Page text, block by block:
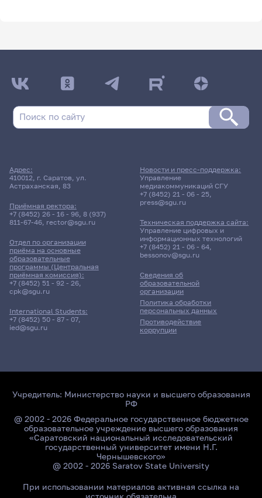
ДАТА ПОСЛЕДНЕГО ОБНОВЛЕНИЯ:
НЕ ОБНОВЛЯЛОСЬ
Адрес:
410012, г. Саратов, ул.
Астраханская, 83
Приёмная ректора:
+7 (8452) 26 - 16 - 96, 8 (937)
811-67-46, rector@sgu.ru
Отдел по организации
приёма на основные
образовательные
программы (Центральная
приёмная комиссия):
+7 (8452) 51 - 92 - 26,
cpk@sgu.ru
International Students:
+7 (8452) 50 - 87 - 07,
ied@sgu.ru
Сведения об
образовательной
организации
Политика обработки
персональных данных
Противодействие
коррупции
Новости и пресс-поддержка:
Управление
медиакоммуникаций СГУ
+7 (8452) 21 - 06 - 25,
press@sgu.ru
Техническая поддержка сайта:
Управление цифровых и
информационных технологий
+7 (8452) 21 - 06 - 64,
bessonov@sgu.ru
Учредитель: Министерство науки и высшего образования
РФ
@ 2002 - 2026 Федеральное государственное бюджетное
образовательное учреждение высшего образования
«Саратовский национальный исследовательский
государственный университет имени Н.Г.
Чернышевского»
@ 2002 - 2026 Saratov State University
При использовании материалов активная ссылка на
источник обязательна